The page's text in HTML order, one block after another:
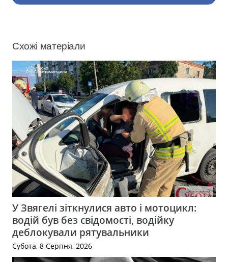
Схожі матеріали
У Звягелі зіткнулися авто і мотоцикл:
водій був без свідомості, водійку
деблокували рятувальники
Субота, 8 Серпня, 2026